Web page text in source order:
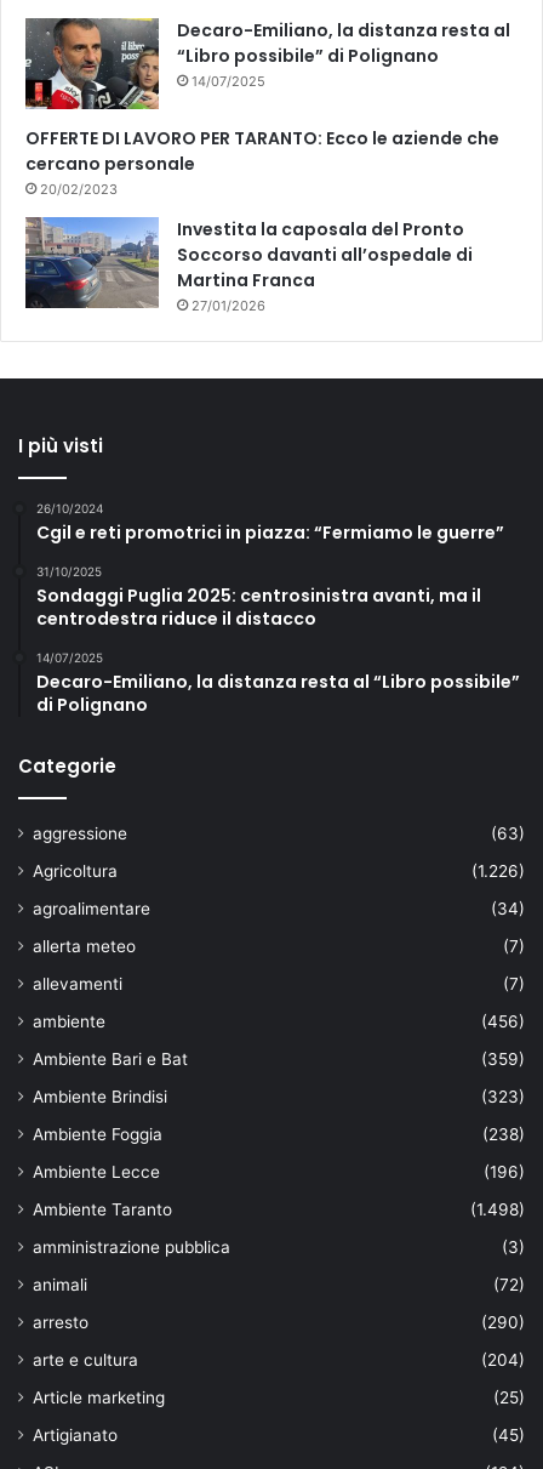
Decaro-Emiliano, la distanza resta al
“Libro possibile” di Polignano
14/07/2025
OFFERTE DI LAVORO PER TARANTO: Ecco le aziende che
cercano personale
20/02/2023
Investita la caposala del Pronto
Soccorso davanti all’ospedale di
Martina Franca
27/01/2026
I più visti
26/10/2024
Cgil e reti promotrici in piazza: “Fermiamo le guerre”
31/10/2025
Sondaggi Puglia 2025: centrosinistra avanti, ma il
centrodestra riduce il distacco
14/07/2025
Decaro-Emiliano, la distanza resta al “Libro possibile”
di Polignano
Categorie
aggressione
(63)
Agricoltura
(1.226)
agroalimentare
(34)
allerta meteo
(7)
allevamenti
(7)
ambiente
(456)
Ambiente Bari e Bat
(359)
Ambiente Brindisi
(323)
Ambiente Foggia
(238)
Ambiente Lecce
(196)
Ambiente Taranto
(1.498)
amministrazione pubblica
(3)
animali
(72)
arresto
(290)
arte e cultura
(204)
Article marketing
(25)
Artigianato
(45)